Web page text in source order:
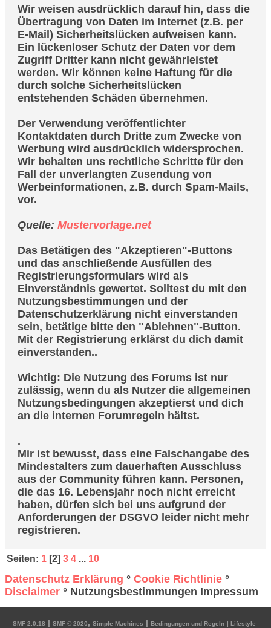
Wir weisen ausdrücklich darauf hin, dass die
Übertragung von Daten im Internet (z.B. per
E-Mail) Sicherheitslücken aufweisen kann.
Ein lückenloser Schutz der Daten vor dem
Zugriff Dritter kann nicht gewährleistet
werden. Wir können keine Haftung für die
durch solche Sicherheitslücken
entstehenden Schäden übernehmen.
Der Verwendung veröffentlichter
Kontaktdaten durch Dritte zum Zwecke von
Werbung wird ausdrücklich widersprochen.
Wir behalten uns rechtliche Schritte für den
Fall der unverlangten Zusendung von
Werbeinformationen, z.B. durch Spam-Mails,
vor.
Quelle:Mustervorlage.net
Das Betätigen des "Akzeptieren"-Buttons
und das anschließende Ausfüllen des
Registrierungsformulars wird als
Einverständnis gewertet. Solltest du mit den
Nutzungsbestimmungen und der
Datenschutzerklärung nicht einverstanden
sein, betätige bitte den "Ablehnen"-Button.
Mit der Registrierung erklärst du dich damit
einverstanden..
Wichtig: Die Nutzung des Forums ist nur
zulässig, wenn du als Nutzer die allgemeinen
Nutzungsbedingungen akzeptierst und dich
an die internen Forumregeln hältst.
.
Mir ist bewusst, dass eine Falschangabe des
Mindestalters zum dauerhaften Ausschluss
aus der Community führen kann. Personen,
die das 16. Lebensjahr noch nicht erreicht
haben, dürfen sich bei uns aufgrund der
Anforderungen der DSGVO leider nicht mehr
registrieren.
Seiten: 1 [2]3 4 ... 10
Datenschutz Erklärung ° Cookie Richtlinie °
Disclaimer ° Nutzungsbestimmungen Impressum
SMF 2.0.18 | SMF © 2020, Simple Machines | Bedingungen und Regeln | Lifestyle